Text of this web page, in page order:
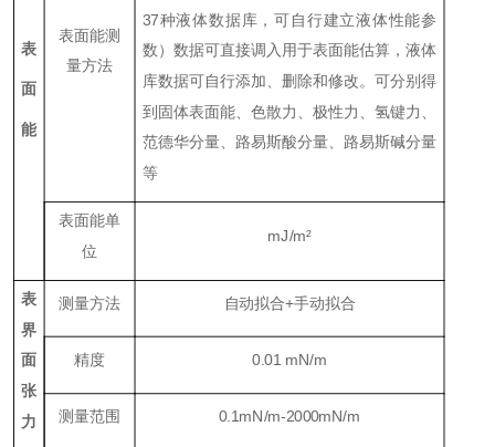
表
面
能
表面能测
量方法
37种液体数据库，可自行建立液体性能参
数）数据可直接调入用于表面能估算，液体
库数据可自行添加、删除和修改。可分别得
到固体表面能、色散力、极性力、氢键力、
范德华分量、路易斯酸分量、路易斯碱分量
等
表面能单
位
mJ/m²
表
界
面
张
力
测量方法 自动拟合+手动拟合
精度 0.01 mN/m
测量范围 0.1mN/m-2000mN/m